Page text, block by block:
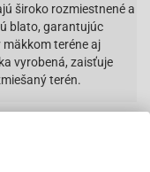
široko rozmiestnené a
blato, garantujúc
teréne aj
vyrobená, zaisťuje
terén.
personálom